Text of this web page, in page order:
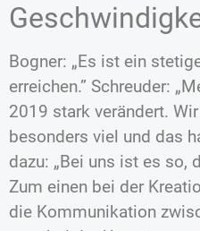
Bogner: „Es ist ein
erreichen.” Schreuder:
2019 stark verändert.
besonders viel und das
dazu: „Bei uns ist es so,
Zum einen bei der
die Kommunikation